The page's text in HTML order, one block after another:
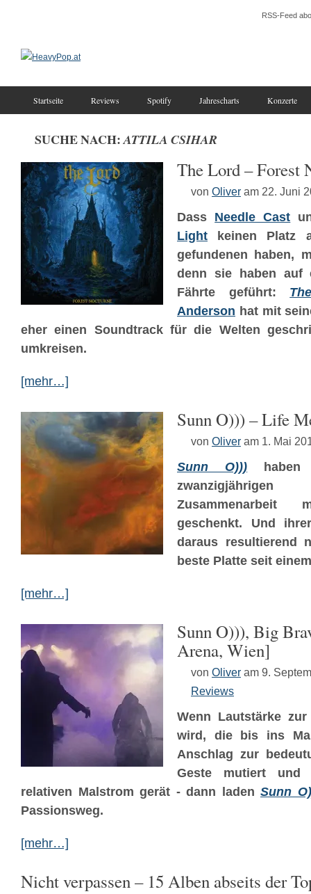
RSS-Feed
Startseite Reviews Spotify Jahrescharts Konzerte
SUCHE NACH:ATTILA CSIHAR
The Lord – Forest
von Oliver am 22. Juni
Dass Needle Cast
Light keinen Platz
gefundenen haben,
denn sie haben auf
Fährte geführt:
Anderson hat mit
eher einen Soundtrack für die Welten
umkreisen.
[mehr…]
Sunn O))) – Life
von Oliver am 1. Mai
Sunn O))) haben
geschenkt. Und
daraus resultierend
beste Platte seit
[mehr…]
Sunn O))), Big
Arena, Wien]
von Oliver am 9.
Reviews
Wenn Lautstärke
wird, die bis ins
Anschlag zur
Geste mutiert und
relativen Malstrom gerät - dann laden Sunn
Passionsweg.
[mehr…]
Nicht verpassen – 15 Alben abseits der